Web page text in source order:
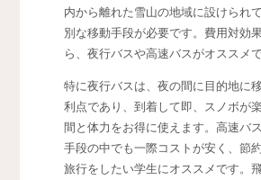
内から離れた雪山の地域に設けられ
別な移動手段が必要です。費用対効
ら、夜行バスや高速バスがオススメで
特に夜行バスは、夜の間に目的地に
利点であり、到着して即、スノボが
間と体力をお得に使えます。高速バ
手段の中でも一際コストが安く、節
旅行をしたい学生にオススメです。